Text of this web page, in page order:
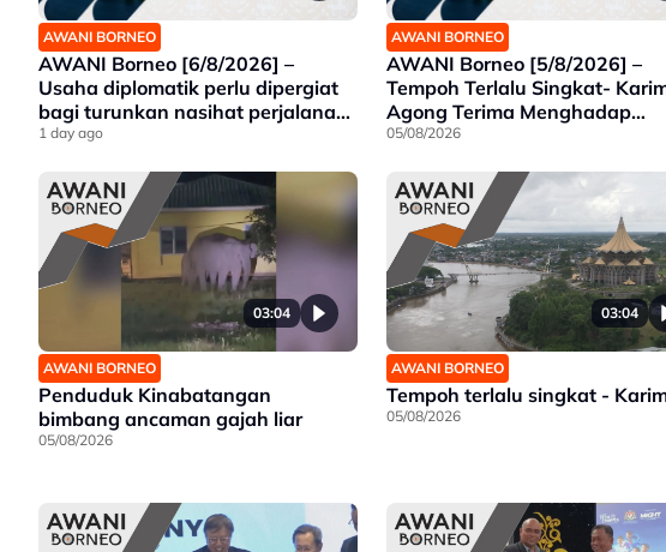
AWANI BORNEO
AWANI Borneo [6/8/2026] –
Usaha diplomatik perlu dipergiat
bagi turunkan nasihat perjalanan
ke ESSZONE – Hajiji | Politeknik
keperluan industri Sabah |
Jawatankuasa khas ditubuh
perkasa usaha beli produk
tempatan
1 day ago
AWANI BORNEO
AWANI Borneo [5/8/2026] –
Tempoh Terlalu Singkat-
Agong Terima Menghadap
Premier Sarawak | Ancaman
05/08/2026
03:04
AWANI BORNEO
Penduduk Kinabatangan
bimbang ancaman gajah liar
05/08/2026
03:04
AWANI BORNEO
Tempoh terlalu singkat -
05/08/2026